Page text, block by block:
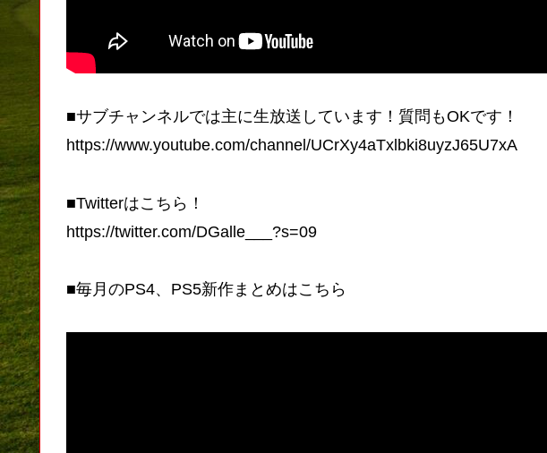
■サブチャンネルでは主に生放送しています！質問もOKです！
https://www.youtube.com/channel/UCrXy4aTxlbki8uyzJ65U7xA
■Twitterはこちら！
https://twitter.com/DGalle___?s=09
■毎月のPS4、PS5新作まとめはこちら